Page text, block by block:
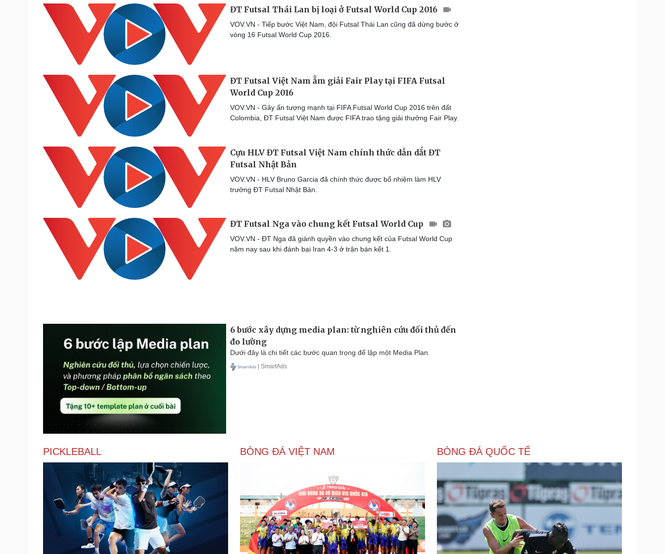
ĐT Futsal Thái Lan bị loại ở Futsal World Cup 2016
VOV.VN - Tiếp bước Việt Nam, đội Futsal Thái Lan cũng đã dừng bước ở
vòng 16 Futsal World Cup 2016.
ĐT Futsal Việt Nam ẵm giải Fair Play tại FIFA Futsal
World Cup 2016
VOV.VN - Gây ấn tượng mạnh tại FIFA Futsal World Cup 2016 trên đất
Colombia, ĐT Futsal Việt Nam được FIFA trao tặng giải thưởng Fair Play.
Cựu HLV ĐT Futsal Việt Nam chính thức dẫn dắt ĐT
Futsal Nhật Bản
VOV.VN - HLV Bruno Garcia đã chính thức được bổ nhiệm làm HLV
trưởng ĐT Futsal Nhật Bản.
ĐT Futsal Nga vào chung kết Futsal World Cup
VOV.VN - ĐT Nga đã giành quyền vào chung kết của Futsal World Cup
năm nay sau khi đánh bại Iran 4-3 ở trận bán kết 1.
6 bước xây dựng media plan: từ nghiên cứu đối thủ đến
đo lường
Dưới đây là chi tiết các bước quan trọng để lập một Media Plan.
| SmartAds
PICKLEBALL BÓNG ĐÁ VIỆT NAM BÓNG ĐÁ QUỐC TẾ